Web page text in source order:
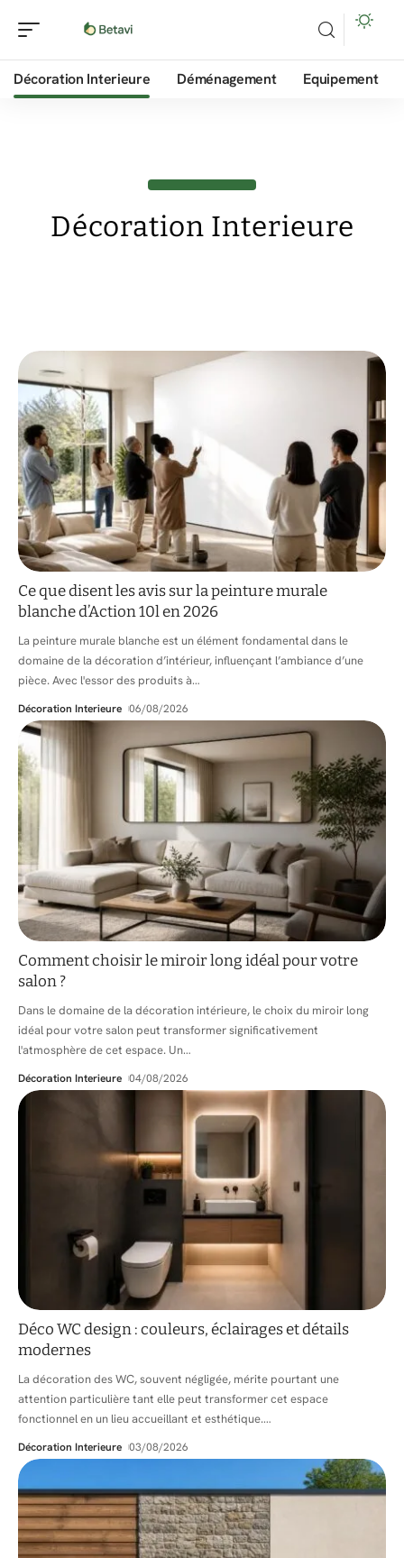
Décoration Interieure Déménagement Equipement
Décoration Interieure
Ce que disent les avis sur la peinture murale
blanche d’Action 10l en 2026
La peinture murale blanche est un élément fondamental dans le
domaine de la décoration d’intérieur, influençant l’ambiance d’une
pièce. Avec l'essor des produits à…
Décoration Interieure 06/08/2026
Comment choisir le miroir long idéal pour votre
salon ?
Dans le domaine de la décoration intérieure, le choix du miroir long
idéal pour votre salon peut transformer significativement
l'atmosphère de cet espace. Un…
Décoration Interieure 04/08/2026
Déco WC design : couleurs, éclairages et détails
modernes
La décoration des WC, souvent négligée, mérite pourtant une
attention particulière tant elle peut transformer cet espace
fonctionnel en un lieu accueillant et esthétique.…
Décoration Interieure 03/08/2026